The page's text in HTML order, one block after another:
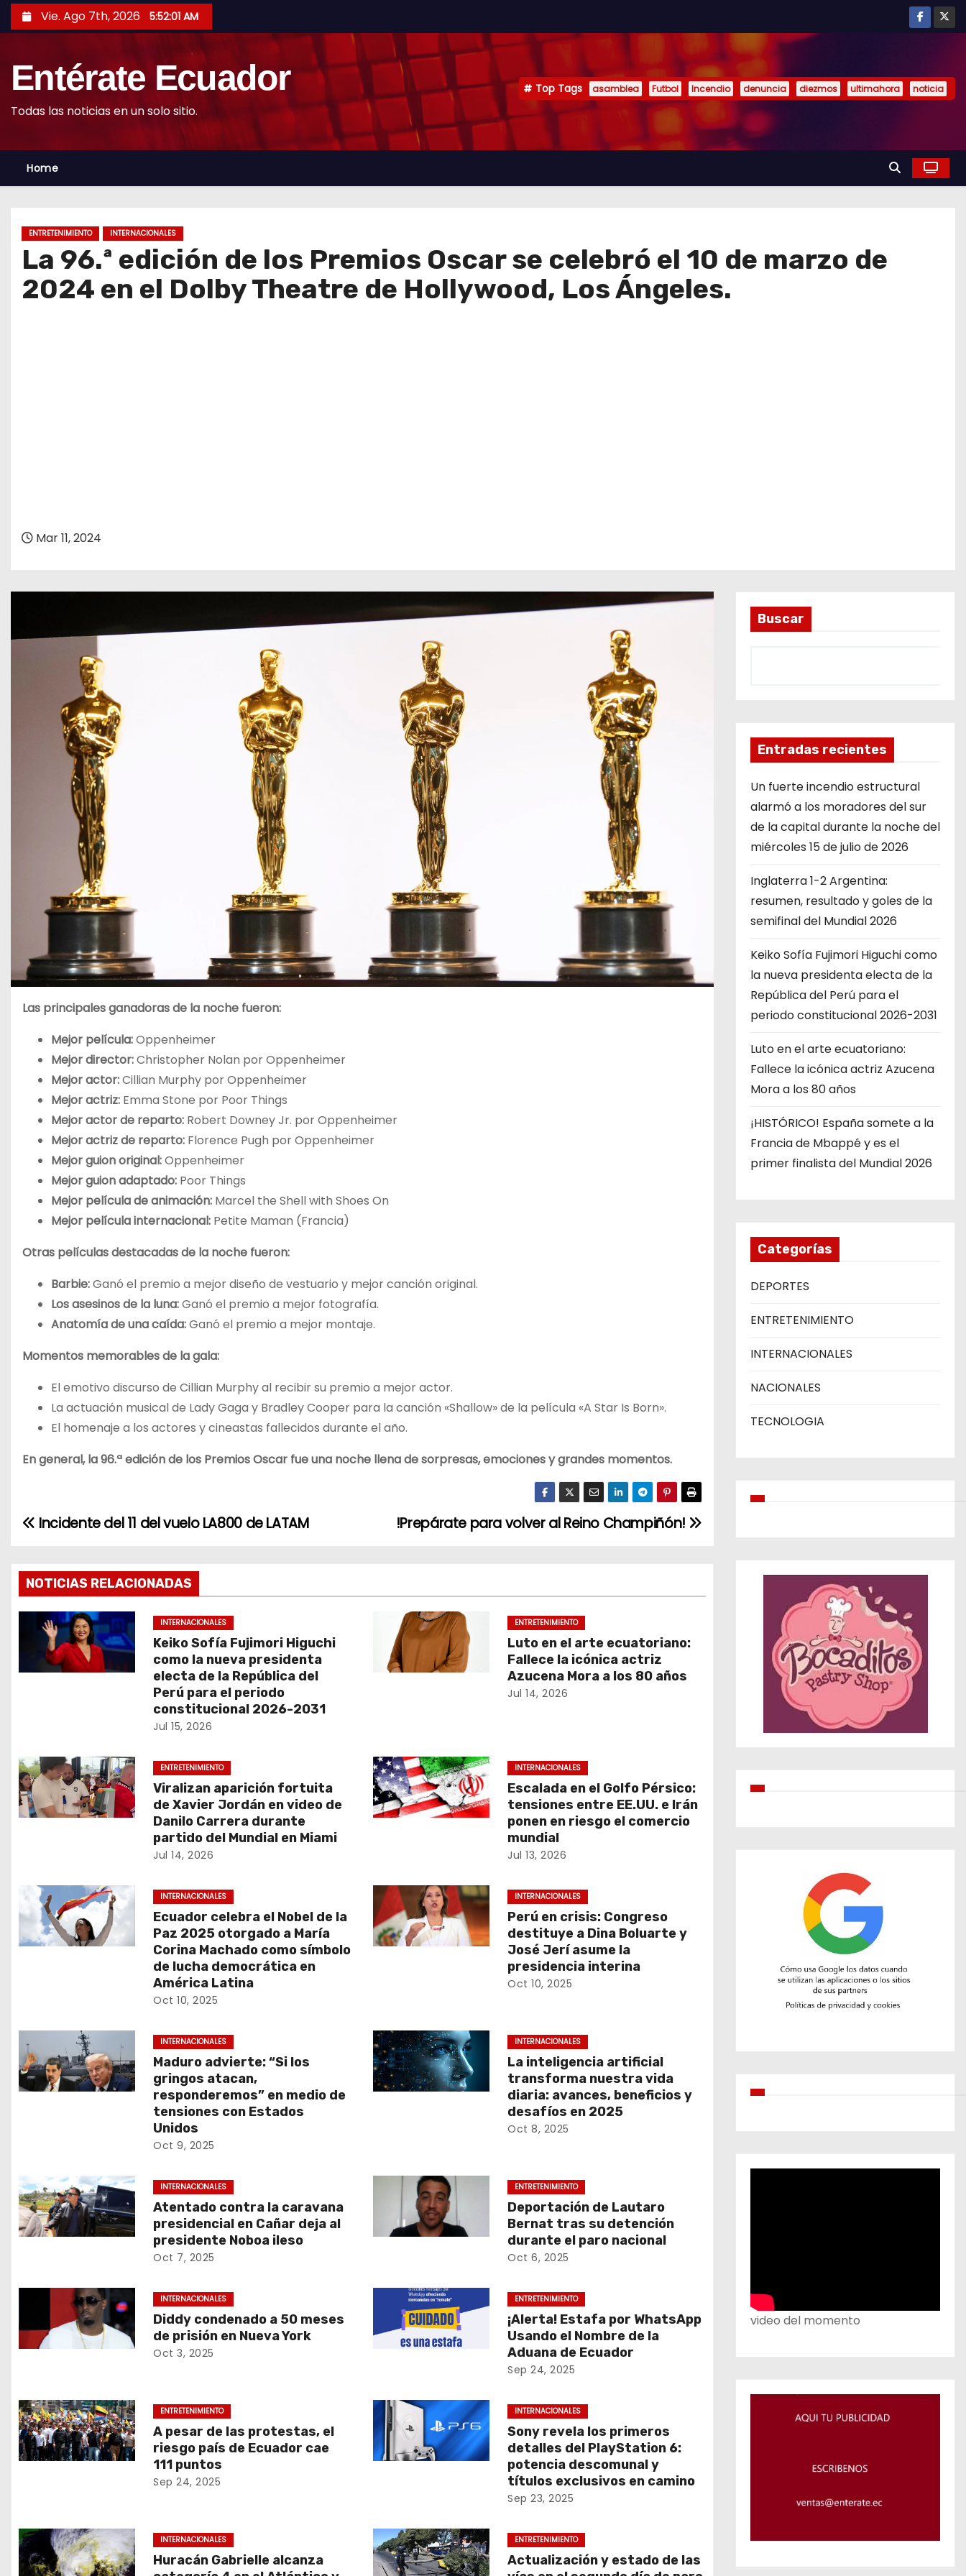
k
o
t
Vie. Ago 7th, 2026 5:52:02 AM
Entérate Ecuador
Todas las noticias en un solo sitio.
Top Tags asamblea Futbol Incendio denuncia diezmos ultimahora noticia
Home
ENTRETENIMIENTO INTERNACIONALES
La 96.ª edición de los Premios Oscar se celebró el 10 de marzo de
2024 en el Dolby Theatre de Hollywood, Los Ángeles.
Mar 11, 2024
Las principales ganadoras de la noche fueron:
Mejor película:Oppenheimer
Mejor director:Christopher Nolan por Oppenheimer
Mejor actor:Cillian Murphy por Oppenheimer
Mejor actriz: Emma Stone por Poor Things
Mejor actor de reparto: Robert Downey Jr. por Oppenheimer
Mejor actriz de reparto: Florence Pugh por Oppenheimer
Mejor guion original:Oppenheimer
Mejor guion adaptado: Poor Things
Mejor película de animación: Marcel the Shell with Shoes On
Mejor película internacional: Petite Maman (Francia)
Otras películas destacadas de la noche fueron:
Barbie:Ganó el premio a mejor diseño de vestuario y mejor canción original.
Los asesinos de la luna:Ganó el premio a mejor fotografía.
Anatomía de una caída:Ganó el premio a mejor montaje.
Momentos memorables de la gala:
El emotivo discurso de Cillian Murphy al recibir su premio a mejor actor.
La actuación musical de Lady Gaga y Bradley Cooper para la canción «Shallow» de la película «A Star Is Born».
El homenaje a los actores y cineastas fallecidos durante el año.
En general, la 96.ª edición de los Premios Oscar fue una noche llena de sorpresas, emociones y grandes momentos.
N
v
e
a
ó
n
e
n
t
d
a
!Prepárate para volver al Reino Champiñón!
Incidente del 11 del vuelo LA800 de LATAM
NOTICIAS RELACIONADAS
INTERNACIONALES
Keiko Sofía Fujimori Higuchi
como la nueva presidenta
electa de la República del
Perú para el periodo
constitucional 2026-2031
Jul 15, 2026
ENTRETENIMIENTO
Luto en el arte ecuatoriano:
Fallece la icónica actriz
Azucena Mora a los 80 años
Jul 14, 2026
ENTRETENIMIENTO
Viralizan aparición fortuita
de Xavier Jordán en video de
Danilo Carrera durante
partido del Mundial en Miami
Jul 14, 2026
INTERNACIONALES
Escalada en el Golfo Pérsico:
tensiones entre EE.UU. e Irán
ponen en riesgo el comercio
mundial
Jul 13, 2026
INTERNACIONALES
Ecuador celebra el Nobel de la
Paz 2025 otorgado a María
Corina Machado como símbolo
de lucha democrática en
América Latina
Oct 10, 2025
INTERNACIONALES
Perú en crisis: Congreso
destituye a Dina Boluarte y
José Jerí asume la
presidencia interina
Oct 10, 2025
INTERNACIONALES
Maduro advierte: “Si los
gringos atacan,
responderemos” en medio de
tensiones con Estados
Unidos
Oct 9, 2025
INTERNACIONALES
La inteligencia artificial
transforma nuestra vida
diaria: avances, beneficios y
desafíos en 2025
Oct 8, 2025
INTERNACIONALES
Atentado contra la caravana
presidencial en Cañar deja al
presidente Noboa ileso
Oct 7, 2025
ENTRETENIMIENTO
Deportación de Lautaro
Bernat tras su detención
durante el paro nacional
Oct 6, 2025
INTERNACIONALES
Diddy condenado a 50 meses
de prisión en Nueva York
Oct 3, 2025
ENTRETENIMIENTO
¡Alerta! Estafa por WhatsApp
Usando el Nombre de la
Aduana de Ecuador
Sep 24, 2025
ENTRETENIMIENTO
A pesar de las protestas, el
riesgo país de Ecuador cae
111 puntos
Sep 24, 2025
INTERNACIONALES
Sony revela los primeros
detalles del PlayStation 6:
potencia descomunal y
títulos exclusivos en camino
Sep 23, 2025
INTERNACIONALES
Huracán Gabrielle alcanza
ENTRETENIMIENTO
Actualización y estado de las
Buscar
Entradas recientes
Un fuerte incendio estructural
alarmó a los moradores del sur
de la capital durante la noche del
miércoles 15 de julio de 2026
Inglaterra 1-2 Argentina:
resumen, resultado y goles de la
semifinal del Mundial 2026
Keiko Sofía Fujimori Higuchi como
la nueva presidenta electa de la
República del Perú para el
periodo constitucional 2026-2031
Luto en el arte ecuatoriano:
Fallece la icónica actriz Azucena
Mora a los 80 años
¡HISTÓRICO! España somete a la
Francia de Mbappé y es el
primer finalista del Mundial 2026
Categorías
DEPORTES
ENTRETENIMIENTO
INTERNACIONALES
NACIONALES
TECNOLOGIA
video del momento